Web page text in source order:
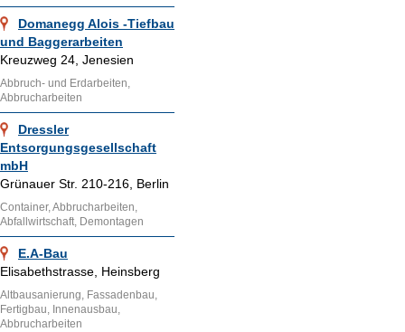
Domanegg Alois -Tiefbau
und Baggerarbeiten
Kreuzweg 24, Jenesien
Abbruch- und Erdarbeiten,
Abbrucharbeiten
Dressler
Entsorgungsgesellschaft
mbH
Grünauer Str. 210-216, Berlin
Container, Abbrucharbeiten,
Abfallwirtschaft, Demontagen
E.A-Bau
Elisabethstrasse, Heinsberg
Altbausanierung, Fassadenbau,
Fertigbau, Innenausbau,
Abbrucharbeiten